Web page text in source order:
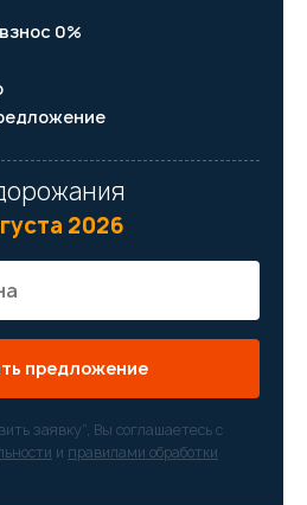
0%
2026
предложение
заявку”, Вы соглашаетесь с
и правилами обработки